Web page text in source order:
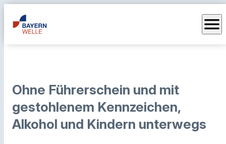
menu
Ohne Führerschein und mit
gestohlenem Kennzeichen,
Alkohol und Kindern unterwegs